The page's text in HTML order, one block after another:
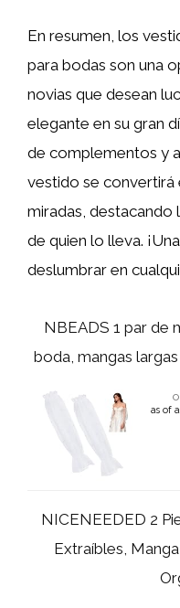
En resumen, los
para bodas son una
novias que desean
elegante en su gran
de complementos y
vestido se convertirá
miradas, destacando
de quien lo lleva.
deslumbrar en
NBEADS 1 par de
boda, mangas
as of
NICENEEDED 2
Extraíbles,